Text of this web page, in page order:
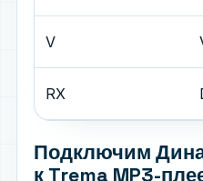
V
RX
Подключим
к Trema MP3-